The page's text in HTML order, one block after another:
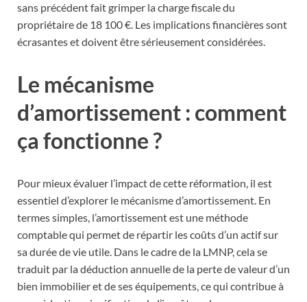
sans précédent fait grimper la charge fiscale du
propriétaire de 18 100 €. Les implications financières sont
écrasantes et doivent être sérieusement considérées.
Le mécanisme
d’amortissement : comment
ça fonctionne ?
Pour mieux évaluer l’impact de cette réformation, il est
essentiel d’explorer le mécanisme d’amortissement. En
termes simples, l’amortissement est une méthode
comptable qui permet de répartir les coûts d’un actif sur
sa durée de vie utile. Dans le cadre de la LMNP, cela se
traduit par la déduction annuelle de la perte de valeur d’un
bien immobilier et de ses équipements, ce qui contribue à